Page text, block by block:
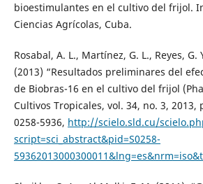
bioestimulantes en el cultivo del frijol.
Ciencias Agrícolas, Cuba.
Rosabal, A. L., Martínez, G. L., Reyes, G.
(2013) “Resultados preliminares del
de Biobras-16 en el cultivo del frijol
Cultivos Tropicales, vol. 34, no. 3, 2013,
0258-5936, http://scielo.sld.cu/
script=sci_abstract&pid=S0258-